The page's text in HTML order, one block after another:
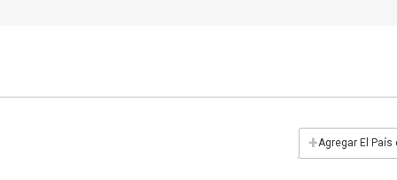
+Agregar El País